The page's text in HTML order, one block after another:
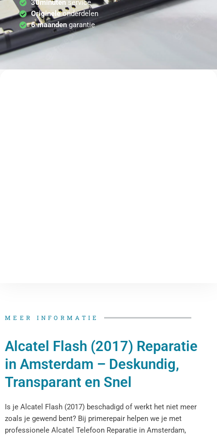
30minutenservice
Origineleonderdelen
6 maandengarantie
MEER INFORMATIE
Alcatel Flash (2017) Reparatie
in Amsterdam – Deskundig,
Transparant en Snel
Is je Alcatel Flash (2017) beschadigd of werkt het niet meer
zoals je gewend bent? Bij primerepair helpen we je met
professionele Alcatel Telefoon Reparatie in Amsterdam,